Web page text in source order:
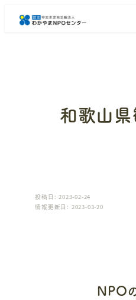
和歌山
投稿日: 2023-02-24
情報更新日: 2023-03-20
NPO